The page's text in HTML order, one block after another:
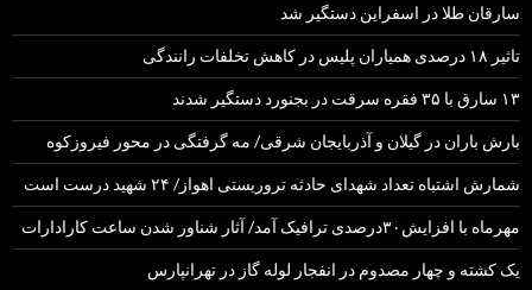
سارقان طلا در اسفراین دستگیر شد
تاثیر ۱۸ درصدی همیاران پلیس در کاهش تخلفات رانندگی
۱۳ سارق با ۳۵ فقره سرقت در بجنورد دستگیر شدند
بارش باران در گیلان و آذربایجان شرقی/ مه گرفتگی در محور فیروزکوه
شمارش اشتباه تعداد شهدای حادثه تروریستی اهواز/ ۲۴ شهید درست است
مهرماه با افزایش۳۰درصدی ترافیک آمد/ آثار شناور شدن ساعت کارادارات
یک کشته و چهار مصدوم در انفجار لوله گاز در تهرانپارس